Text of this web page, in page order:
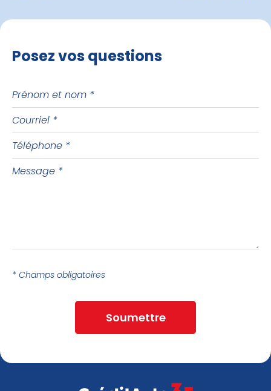
Posez vos questions
Prénom
nom
Courriel
Téléphone
Message
* Champs obligatoires
Soumettre